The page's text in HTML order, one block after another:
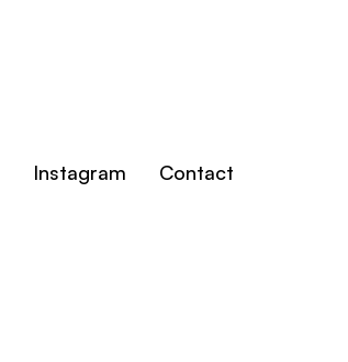
Instagram Contact